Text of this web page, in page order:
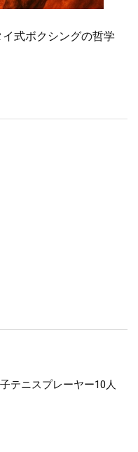
式ボクシングの哲学
テニスプレーヤー10人